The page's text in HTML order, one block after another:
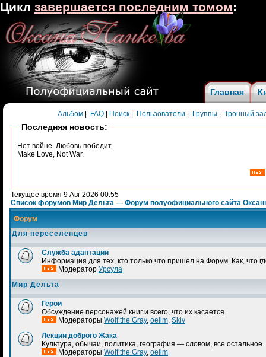
Главная
Альбом FAQ Поиск Пользователи Группы Тронный
Последняя новость:
Нет войне. Любовь победит.
Make Love, Not War.
Текущее время 9 Авг 2026 00:55
Список форумов Мир Дельта — Форум полуофициального сайта
Форум
Для переселенцев
Служба адаптации
Информация для тех, кто только что пришел на Форум. Как, что
Модератор Урсула
Мир Дельта
Герои
Обсуждение персонажей книг и всего, что их касается
Модераторы Wolf the Gray, oelim Skiv
Лекции доброго Жака
Культура, обычаи, политика, география — словом, все остальное
Модераторы Wolf the Gray, oelim
Цикл завершается последним томом: